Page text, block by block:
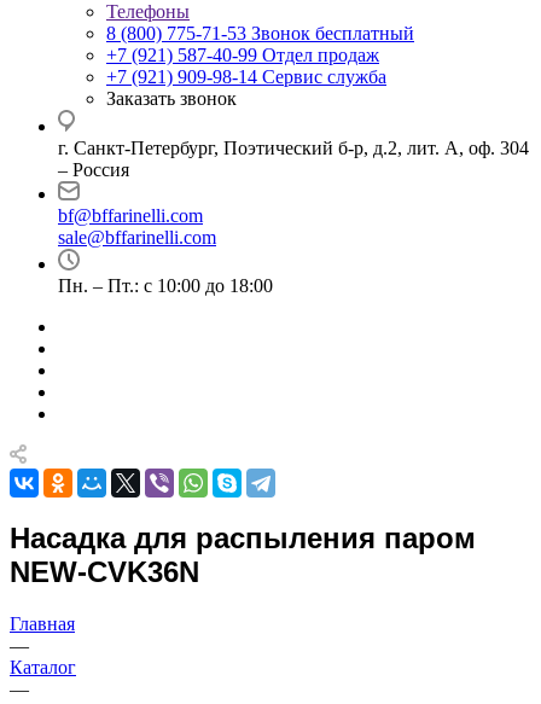
Телефоны
8 (800) 775-71-53 Звонок бесплатный
+7 (921) 587-40-99 Отдел продаж
+7 (921) 909-98-14 Сервис служба
Заказать звонок
г. Санкт-Петербург, Поэтический б-р, д.2, лит. А, оф. 304
– Россия
bf@bffarinelli.com
sale@bffarinelli.com
Пн. – Пт.: с 10:00 до 18:00
Насадка для распыления паром
NEW-CVK36N
Главная
—
Каталог
—